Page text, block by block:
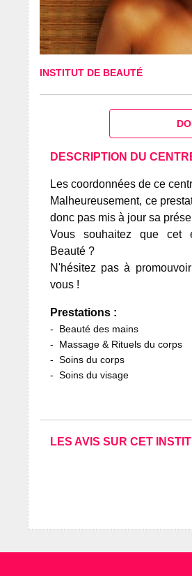
INSTITUT DE BEAUTÉ
DESCRIPTION DU
Les coordonnées de ce
Malheureusement, ce
donc pas mis à jour sa
Vous souhaitez que cet
Beauté ?
N'hésitez pas à
vous !
Prestations :
Beauté des mains
Massage & Rituels du corps
Soins du corps
Soins du visage
LES AVIS SUR CET